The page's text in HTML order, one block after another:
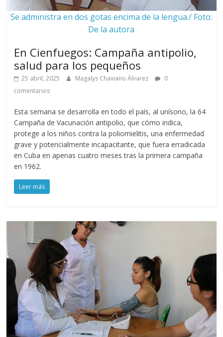
Se administra en dos gotas encima de la lengua./ Foto:
De la autora
En Cienfuegos: Campaña antipolio,
salud para los pequeños
25 abril, 2025 Magalys Chaviano Álvarez
0
comentarios
Esta semana se desarrolla en todo el país, al unísono, la 64
Campaña de Vacunación antipolio, que cómo indica,
protege a los niños contra la poliomielitis, una enfermedad
grave y potencialmente incapacitante, que fuera erradicada
en Cuba en apenas cuatro meses tras la primera campaña
en 1962.
Leer más